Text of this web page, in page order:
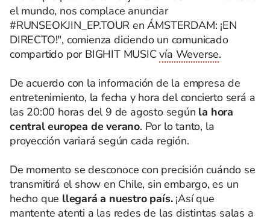
el mundo, nos complace anunciar
#RUNSEOKJIN_EP.TOUR en ÁMSTERDAM: ¡EN
DIRECTO!", comienza diciendo un comunicado
compartido por BIGHIT MUSICvía Weverse.
De acuerdo con la información de la empresa de
entretenimiento, la fecha y hora del concierto será a
las 20:00 horas del 9 de agosto según la hora
central europea de verano. Por lo tanto, la
proyección variará según cada región.
De momento se desconoce con precisión cuándo se
transmitirá el show en Chile, sin embargo, es un
hecho que llegará a nuestro país.¡Así que
mantente atenti a las redes de las distintas salas a